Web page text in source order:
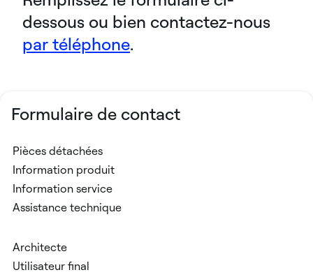
dessous ou bien contactez-nous
par téléphone.
Formulaire de contact